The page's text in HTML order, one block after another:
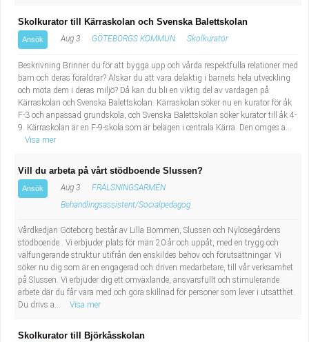
Skolkurator till Kärraskolan och Svenska Balettskolan
Ansök Aug 3 GÖTEBORGS KOMMUN Skolkurator
Beskrivning Brinner du för att bygga upp och vårda respektfulla relationer med
barn och deras föräldrar? Älskar du att vara delaktig i barnets hela utveckling
och möta dem i deras miljö? Då kan du bli en viktig del av vardagen på
Kärraskolan och Svenska Balettskolan. Kärraskolan söker nu en kurator för åk
F-3 och anpassad grundskola, och Svenska Balettskolan söker kurator till åk 4-
9. Kärraskolan är en F-9-skola som är belägen i centrala Kärra. Den omges a...
Visa mer
Vill du arbeta på vårt stödboende Slussen?
Ansök Aug 3
FRÄLSNINGSARMÉN
Behandlingsassistent/Socialpedagog
Vårdkedjan Göteborg består av Lilla Bommen, Slussen och Nylösegårdens
stödboende . Vi erbjuder plats för män 20 år och uppåt, med en trygg och
välfungerande struktur utifrån den enskildes behov och förutsättningar. Vi
söker nu dig som är en engagerad och driven medarbetare, till vår verksamhet
på Slussen. Vi erbjuder dig ett omväxlande, ansvarsfullt och stimulerande
arbete där du får vara med och göra skillnad för personer som lever i utsatthet.
Du drivs a...
Visa mer
Skolkurator till Björkåsskolan